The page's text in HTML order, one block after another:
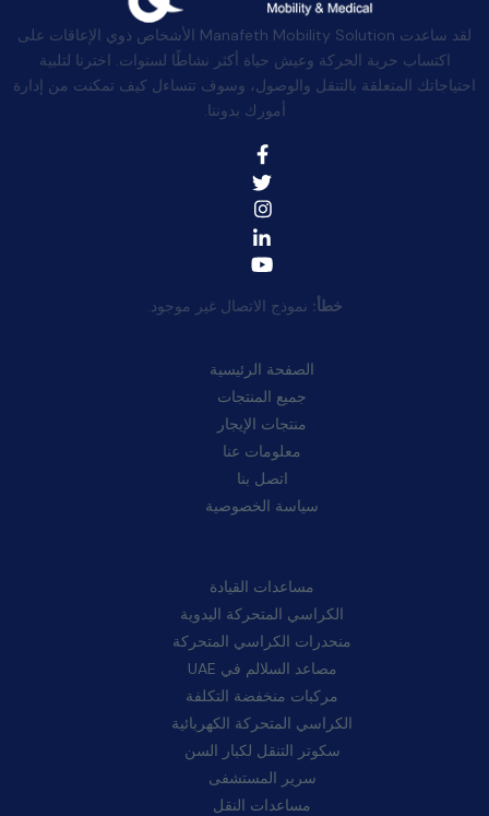
لقد ساعدت Manafeth Mobility Solution الأشخاص ذوي الإعاقات على
اكتساب حرية الحركة وعيش حياة أكثر نشاطًا لسنوات. اخترنا لتلبية
احتياجاتك المتعلقة بالتنقل والوصول، وسوف تتساءل كيف تمكنت من إدارة
أمورك بدوننا.
خطأ: نموذج الاتصال غير موجود.
الصفحة الرئيسية
جميع المنتجات
منتجات الإيجار
معلومات عنا
اتصل بنا
سياسة الخصوصية
مساعدات القيادة
الكراسي المتحركة اليدوية
منحدرات الكراسي المتحركة
مصاعد السلالم في UAE
مركبات منخفضة التكلفة
الكراسي المتحركة الكهربائية
سكوتر التنقل لكبار السن
سرير المستشفى
مساعدات النقل